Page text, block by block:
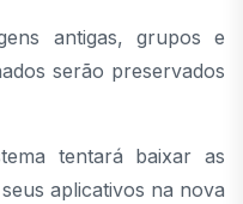
antigas, grupos e
serão preservados
tentará baixar as
aplicativos na nova